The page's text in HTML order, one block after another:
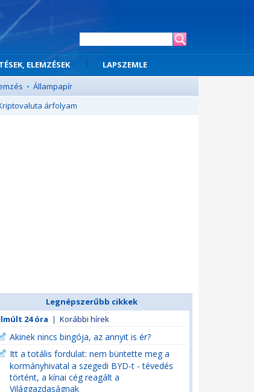
ELEMZÉSEK
LAPSZEMLE
• Állampapír
árfolyam
Legnépszerűbb cikkek
24 óra | Korábbi hírek
Akinek nincs bingója, az annyit is ér?
Itt a totális fordulat: nem büntette meg a
kormányhivatal a szegedi BYD-t - tévedés
történt, a kínai cég reagált a
Világgazdaságnak